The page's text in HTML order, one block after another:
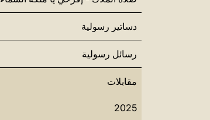
دساتير رسولية
رسائل رسولية
مقابلات
2025